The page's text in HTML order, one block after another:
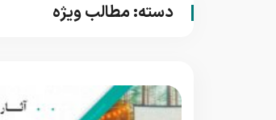
دسته:مطالب ویژه